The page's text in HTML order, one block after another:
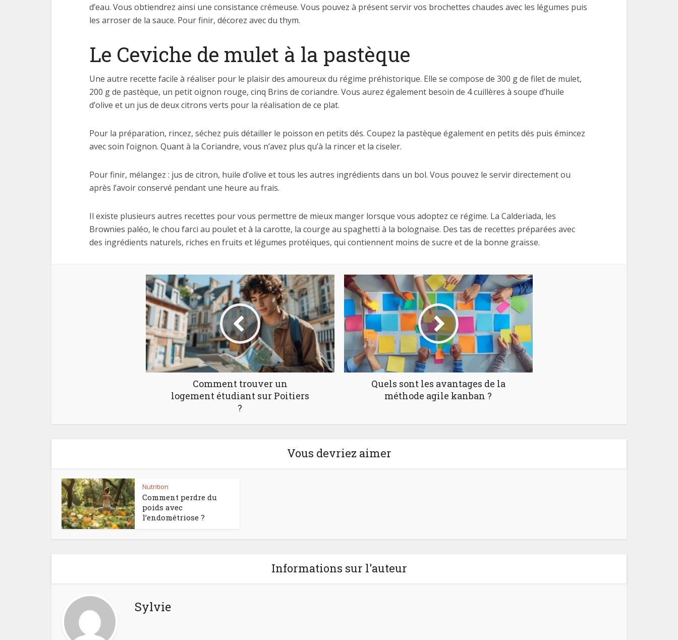
d’eau. Vous obtiendrez ainsi une consistance crémeuse. Vous pouvez à présent servir vos brochettes chaudes avec les légumes puis
les arroser de la sauce. Pour finir, décorez avec du thym.
Le Ceviche de mulet à la pastèque
Une autre recette facile à réaliser pour le plaisir des amoureux du régime préhistorique. Elle se compose de 300 g de filet de mulet,
200 g de pastèque, un petit oignon rouge, cinq Brins de coriandre. Vous aurez également besoin de 4 cuillères à soupe d’huile
d’olive et un jus de deux citrons verts pour la réalisation de ce plat.
Pour la préparation, rincez, séchez puis détailler le poisson en petits dés. Coupez la pastèque également en petits dés puis émincez
avec soin l’oignon. Quant à la Coriandre, vous n’avez plus qu’à la rincer et la ciseler.
Pour finir, mélangez : jus de citron, huile d’olive et tous les autres ingrédients dans un bol. Vous pouvez le servir directement ou
après l’avoir conservé pendant une heure au frais.
Il existe plusieurs autres recettes pour vous permettre de mieux manger lorsque vous adoptez ce régime. La Calderiada, les
Brownies paléo, le chou farci au poulet et à la carotte, la courge au spaghetti à la bolognaise. Des tas de recettes préparées avec
des ingrédients naturels, riches en fruits et légumes protéiques, qui contiennent moins de sucre et de la bonne graisse.
Comment trouver un
logement étudiant sur Poitiers
?
Quels sont les avantages de la
méthode agile kanban ?
Vous devriez aimer
Nutrition
Comment perdre du
poids avec
l’endométriose ?
Informations sur l'auteur
Sylvie